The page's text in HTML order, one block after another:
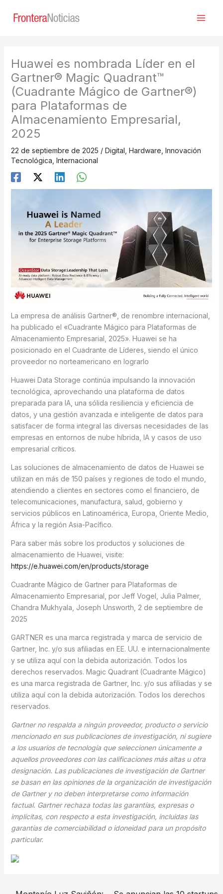
Huawei es nombrada Líder en el
Gartner® Magic Quadrant™
(Cuadrante Mágico de Gartner®)
para Plataformas de
Almacenamiento Empresarial,
2025
22 de septiembre de 2025 / Digital Hardware Innovación
Tecnológica Internacional
La empresa de análisis Gartner®, de renombre internacional,
ha publicado el «Cuadrante Mágico para Plataformas de
Almacenamiento Empresarial, 2025». Huawei se ha
posicionado en el Cuadrante de Líderes, siendo el único
proveedor no norteamericano en lograrlo
Huawei Data Storage continúa impulsando la innovación
tecnológica, aprovechando una plataforma de datos
preparada para IA, una sólida resiliencia y eficiencia de
datos, y una gestión avanzada e inteligente de datos para
satisfacer de forma integral las diversas necesidades de las
empresas en entornos de nube híbrida, IA y casos de uso
empresarial críticos.
Las soluciones de almacenamiento de datos de Huawei se
utilizan en más de 150 países y regiones de todo el mundo,
atendiendo a clientes en sectores como el financiero, de
telecomunicaciones, manufactura, salud, gobierno y
servicios públicos en Latinoamérica, Europa, Oriente Medio,
África y la región Asia-Pacífico.
Para saber más sobre los productos y soluciones de
almacenamiento de Huawei, visite:
https://e.huawei.com/en/products/storage
Cuadrante Mágico de Gartner para Plataformas de
Almacenamiento Empresarial, por Jeff Vogel, Julia Palmer,
Chandra Mukhyala, Joseph Unsworth, 2 de septiembre de
2025
GARTNER es una marca registrada y marca de servicio de
Gartner, Inc. y/o sus afiliadas en EE. UU. e internacionalmente
y se utiliza aquí con la debida autorización. Todos los
derechos reservados. Magic Quadrant (Cuadrante Mágico)
es una marca registrada de Gartner, Inc. y/o sus afiliadas y se
utiliza aquí con la debida autorización. Todos los derechos
reservados.
Gartner no respalda a ningún proveedor, producto o servicio
mencionado en sus publicaciones de investigación, ni sugiere
a los usuarios de tecnología que seleccionen únicamente a
aquellos proveedores con las calificaciones más altas u otra
designación. Las publicaciones de investigación de Gartner
se basan en las opiniones de la organización de investigación
de Gartner y no deben interpretarse como información
factual. Gartner rechaza todas las garantías, expresas o
implícitas, con respecto a esta investigación, incluidas las
garantías de comerciabilidad o idoneidad para un propósito
particular.